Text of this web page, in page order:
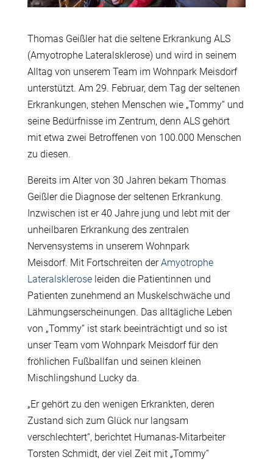
Thomas Geißler hat die seltene Erkrankung ALS
(Amyotrophe Lateralsklerose) und wird in seinem
Alltag von unserem Team im Wohnpark Meisdorf
unterstützt. Am 29. Februar, dem Tag der seltenen
Erkrankungen, stehen Menschen wie „Tommy“ und
seine Bedürfnisse im Zentrum, denn ALS gehört
mit etwa zwei Betroffenen von 100.000 Menschen
zu diesen.
Bereits im Alter von 30 Jahren bekam Thomas
Geißler die Diagnose der seltenen Erkrankung.
Inzwischen ist er 40 Jahre jung und lebt mit der
unheilbaren Erkrankung des zentralen
Nervensystems in unserem Wohnpark
Meisdorf. Mit Fortschreiten derAmyotrophe
Lateralskleroseleiden die Patientinnen und
Patienten zunehmend an Muskelschwäche und
Lähmungserscheinungen. Das alltägliche Leben
von „Tommy“ ist stark beeinträchtigt und so ist
unser Team vom Wohnpark Meisdorf für den
fröhlichen Fußballfan und seinen kleinen
Mischlingshund Lucky da.
„Er gehört zu den wenigen Erkrankten, deren
Zustand sich zum Glück nur langsam
verschlechtert“, berichtet Humanas-Mitarbeiter
Torsten Schmidt, der viel Zeit mit „Tommy“